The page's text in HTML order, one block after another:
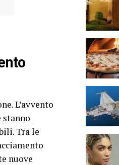
L’avvento
stanno
Tra le
nuove